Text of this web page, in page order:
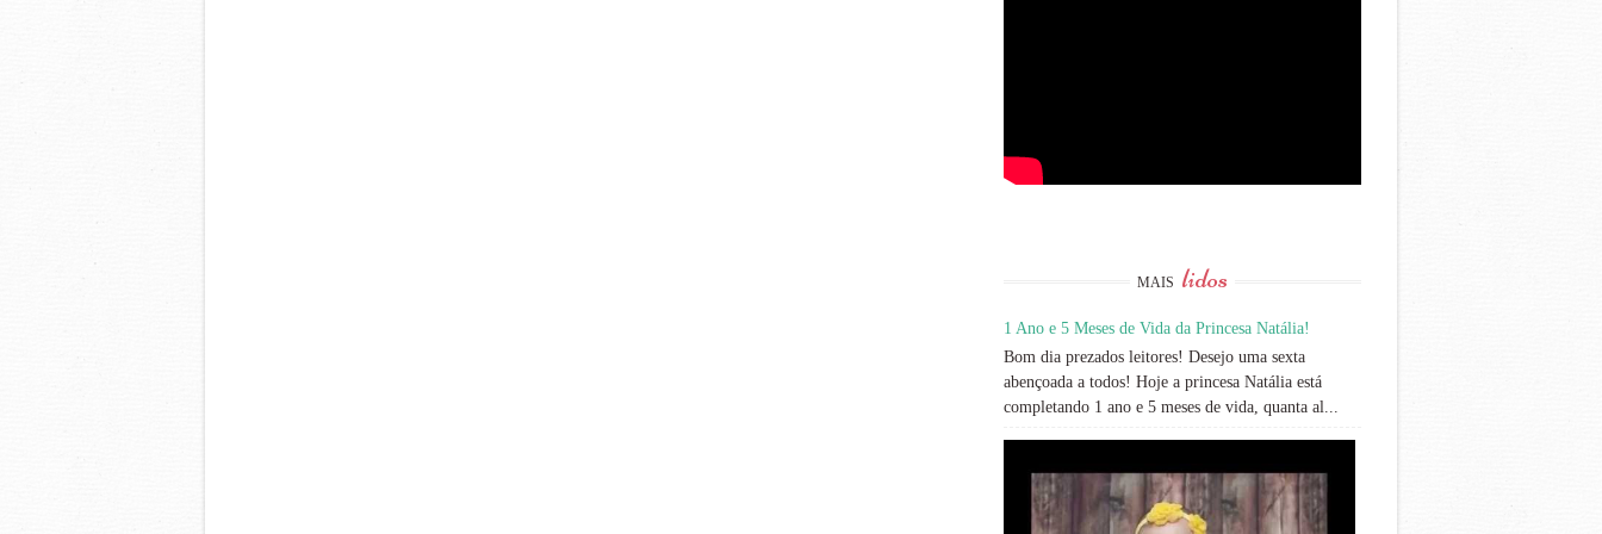
MAIS lidos
1 Ano e 5 Meses de Vida da Princesa Natália!
Bom dia prezados leitores! Desejo uma sexta
abençoada a todos! Hoje a princesa Natália está
completando 1 ano e 5 meses de vida, quanta al...